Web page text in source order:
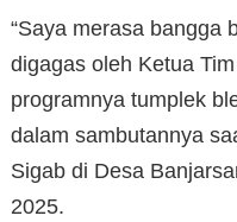
“Saya merasa bangga
digagas oleh Ketua
programnya tumplek
dalam sambutannya
Sigab di Desa
2025.